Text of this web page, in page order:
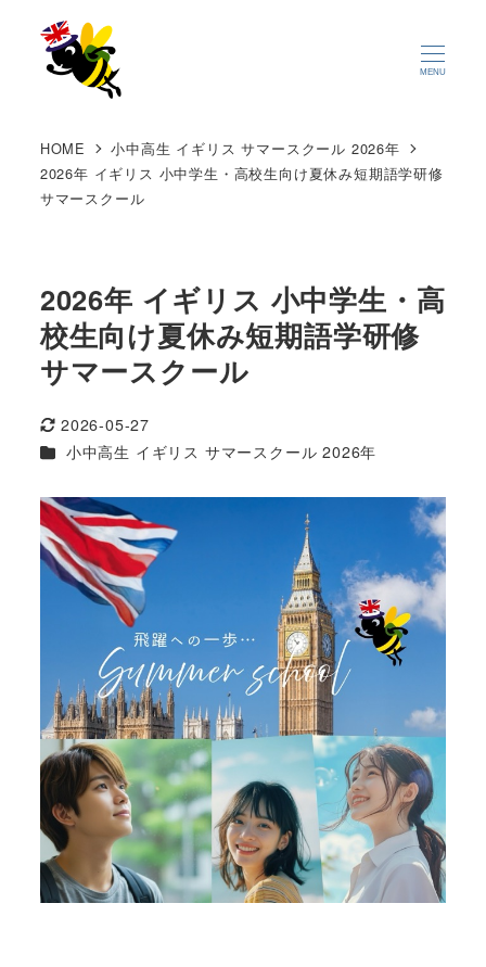
MENU
HOME
小中高生 イギリス サマースクール 2026年
2026年 イギリス 小中学生・高校生向け夏休み短期語学研修
サマースクール
2026年 イギリス 小中学生・高
校生向け夏休み短期語学研修
サマースクール
更新日
2026-05-27
カテゴリー
小中高生 イギリス サマースクール 2026年